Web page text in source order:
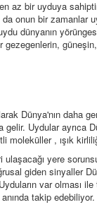
az bir uyduya
onun bir zamanlar
dünyanın
gezegenlerin,
Dünya'nın
gelir. Uydular
moleküller , ışık
yere
giden sinyaller
var olması
takip edebiliyor.